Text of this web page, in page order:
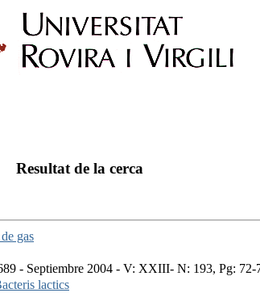
Resultat de la cerca
gas
- Septiembre 2004 - V: XXIII- N: 193, Pg: 72-
lactics